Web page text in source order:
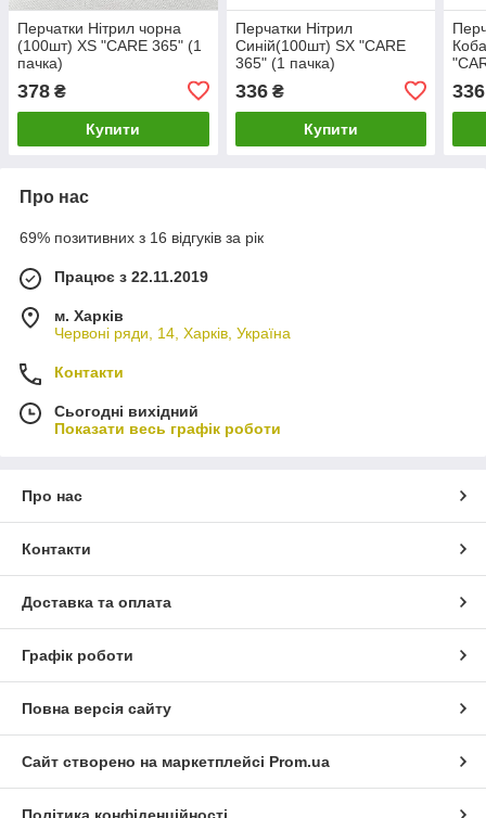
Перчатки Нiтрил чорна
(100шт) ХS "CARE 365" (1
пачка)
378 ₴
Купити
Перчатки Нiтрил
Синiй(100шт) SX "CARE
365" (1 пачка)
336₴
Купити
336
Про нас
69% позитивних з 16 відгуків за рік
Працює з 22.11.2019
м. Харків
Червоні ряди, 14, Харків, Україна
Контакти
Сьогодні вихідний
Показати весь графік роботи
Про нас
Контакти
Доставка та оплата
Графік роботи
Повна версія сайту
Сайт створено на маркетплейсі Prom.ua